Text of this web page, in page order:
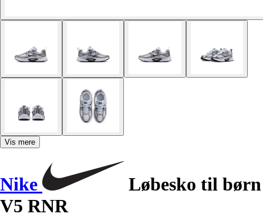
Vis mere
Nike
Løbesko til børn
V5 RNR